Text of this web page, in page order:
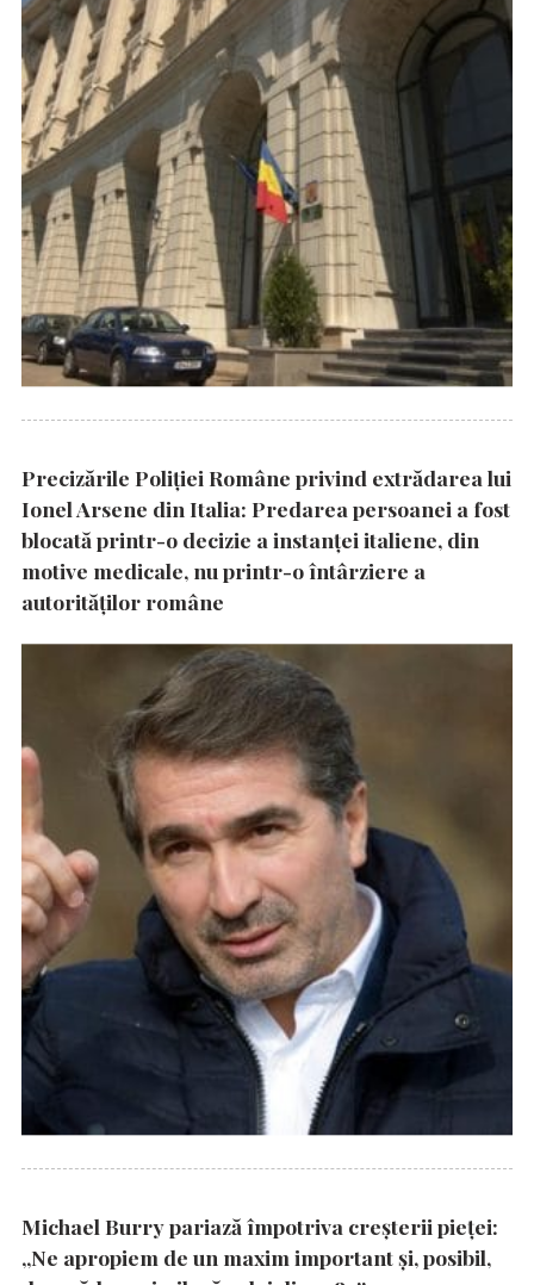
Precizările Poliţiei Române privind extrădarea lui
Ionel Arsene din Italia: Predarea persoanei a fost
blocată printr-o decizie a instanţei italiene, din
motive medicale, nu printr-o întârziere a
autorităţilor române
Michael Burry pariază împotriva creșterii pieței:
„Ne apropiem de un maxim important și, posibil,